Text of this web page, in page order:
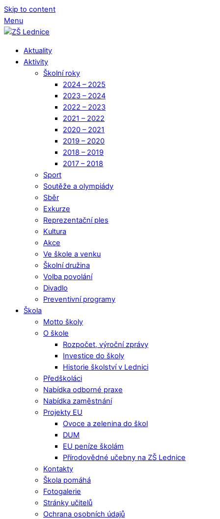
Skip to content
Menu
Aktuality
Aktivity
Školní roky
2024 – 2025
2023 – 2024
2022 – 2023
2021 – 2022
2020 – 2021
2019 – 2020
2018 – 2019
2017 – 2018
Sport
Soutěže a olympiády
Sběr
Exkurze
Reprezentační ples
Kultura
Akce
Ve škole a venku
Školní družina
Volba povolání
Divadlo
Preventivní programy
Škola
Motto školy
O škole
Rozpočet, výroční zprávy
Investice do školy
Historie školství v Lednici
Předškoláci
Nabídka odborné praxe
Nabídka zaměstnání
Projekty EU
Ovoce a zelenina do škol
DUM
EU peníze školám
Přírodovědné učebny na ZŠ Lednice
Kontakty
Škola pomáhá
Fotogalerie
Stránky učitelů
Ochrana osobních údajů